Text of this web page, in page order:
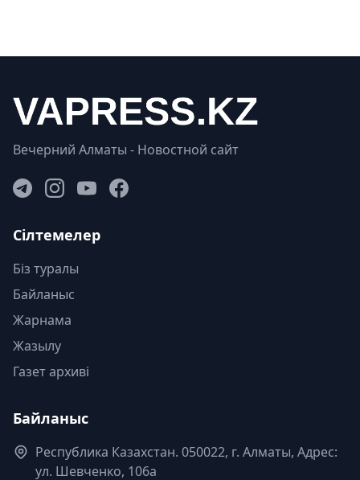
Вечерний Алматы - Новостной сайт
Сілтемелер
Біз туралы
Байланыс
Жарнама
Жазылу
Газет архиві
Байланыс
Республика Казахстан. 050022, г. Алматы, Адрес:
ул. Шевченко, 106а